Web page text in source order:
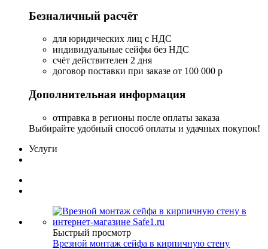
Безналичный расчёт
для юридических лиц с НДС
индивидуальные сейфы без НДС
счёт действителен 2 дня
договор поставки при заказе от 100 000 р
Дополнительная информация
отправка в регионы после оплаты заказа
Выбирайте удобный способ оплаты и удачных покупок!
Услуги
Быстрый просмотр
Врезной монтаж сейфа в кирпичную стену